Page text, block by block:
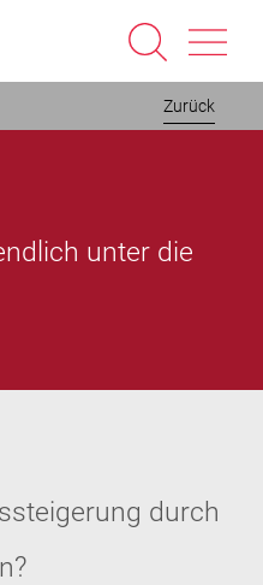
Zurück
unter die
durch